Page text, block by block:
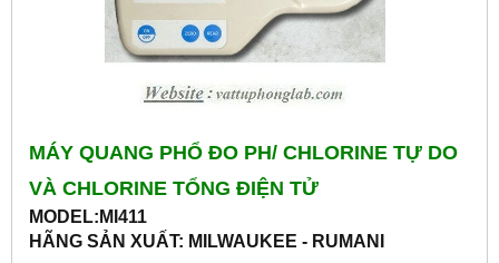
MÁY QUANG PHỔ ĐO PH/ CHLORINE TỰ DO
VÀ CHLORINE TỔNG ĐIỆN TỬ
MODEL:MI411
HÃNG SẢN XUẤT: MILWAUKEE - RUMANI